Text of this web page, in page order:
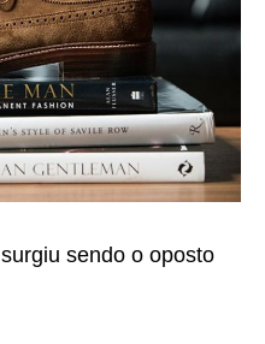
surgiu sendo o oposto